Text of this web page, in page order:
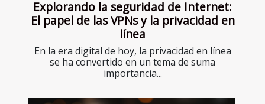
Explorando la seguridad de Internet:
El papel de las VPNs y la privacidad en
línea
En la era digital de hoy, la privacidad en línea
se ha convertido en un tema de suma
importancia...